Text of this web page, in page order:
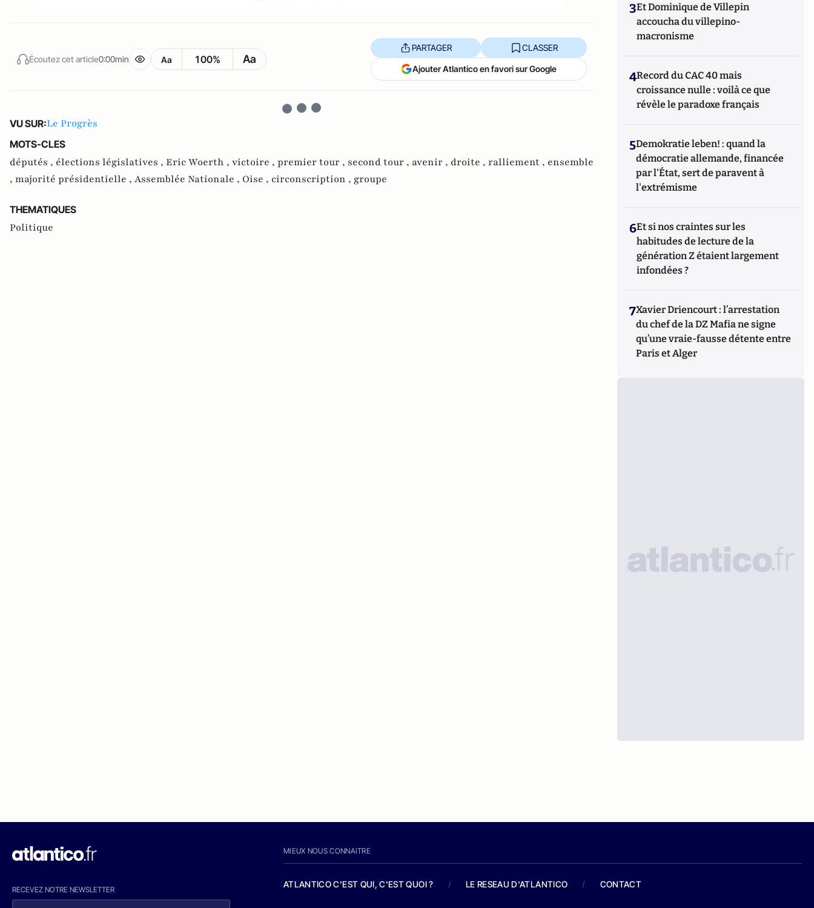
Écoutez cet article0:00min Aa 100% Aa
PARTAGER CLASSER
Ajouter Atlantico en favori sur Google
VU SUR:Le Progrès
MOTS-CLES
députés , élections législatives , Eric Woerth , victoire , premier tour , second tour , avenir , droite , ralliement , ensemble
, majorité présidentielle , Assemblée Nationale , Oise , circonscription , groupe
THEMATIQUES
Politique
3Et Dominique de Villepin
accoucha du villepino-
macronisme
4Record du CAC 40 mais
croissance nulle : voilà ce que
révèle le paradoxe français
5Demokratie leben! : quand la
démocratie allemande, financée
par l'État, sert de paravent à
l'extrémisme
6Et si nos craintes sur les
habitudes de lecture de la
génération Z étaient largement
infondées ?
7Xavier Driencourt : l’arrestation
du chef de la DZ Mafia ne signe
qu’une vraie-fausse détente entre
Paris et Alger
RECEVEZ NOTRE NEWSLETTER
MIEUX NOUS CONNAITRE
ATLANTICO C'EST QUI, C'EST QUOI ? / LE RESEAU D'ATLANTICO / CONTACT